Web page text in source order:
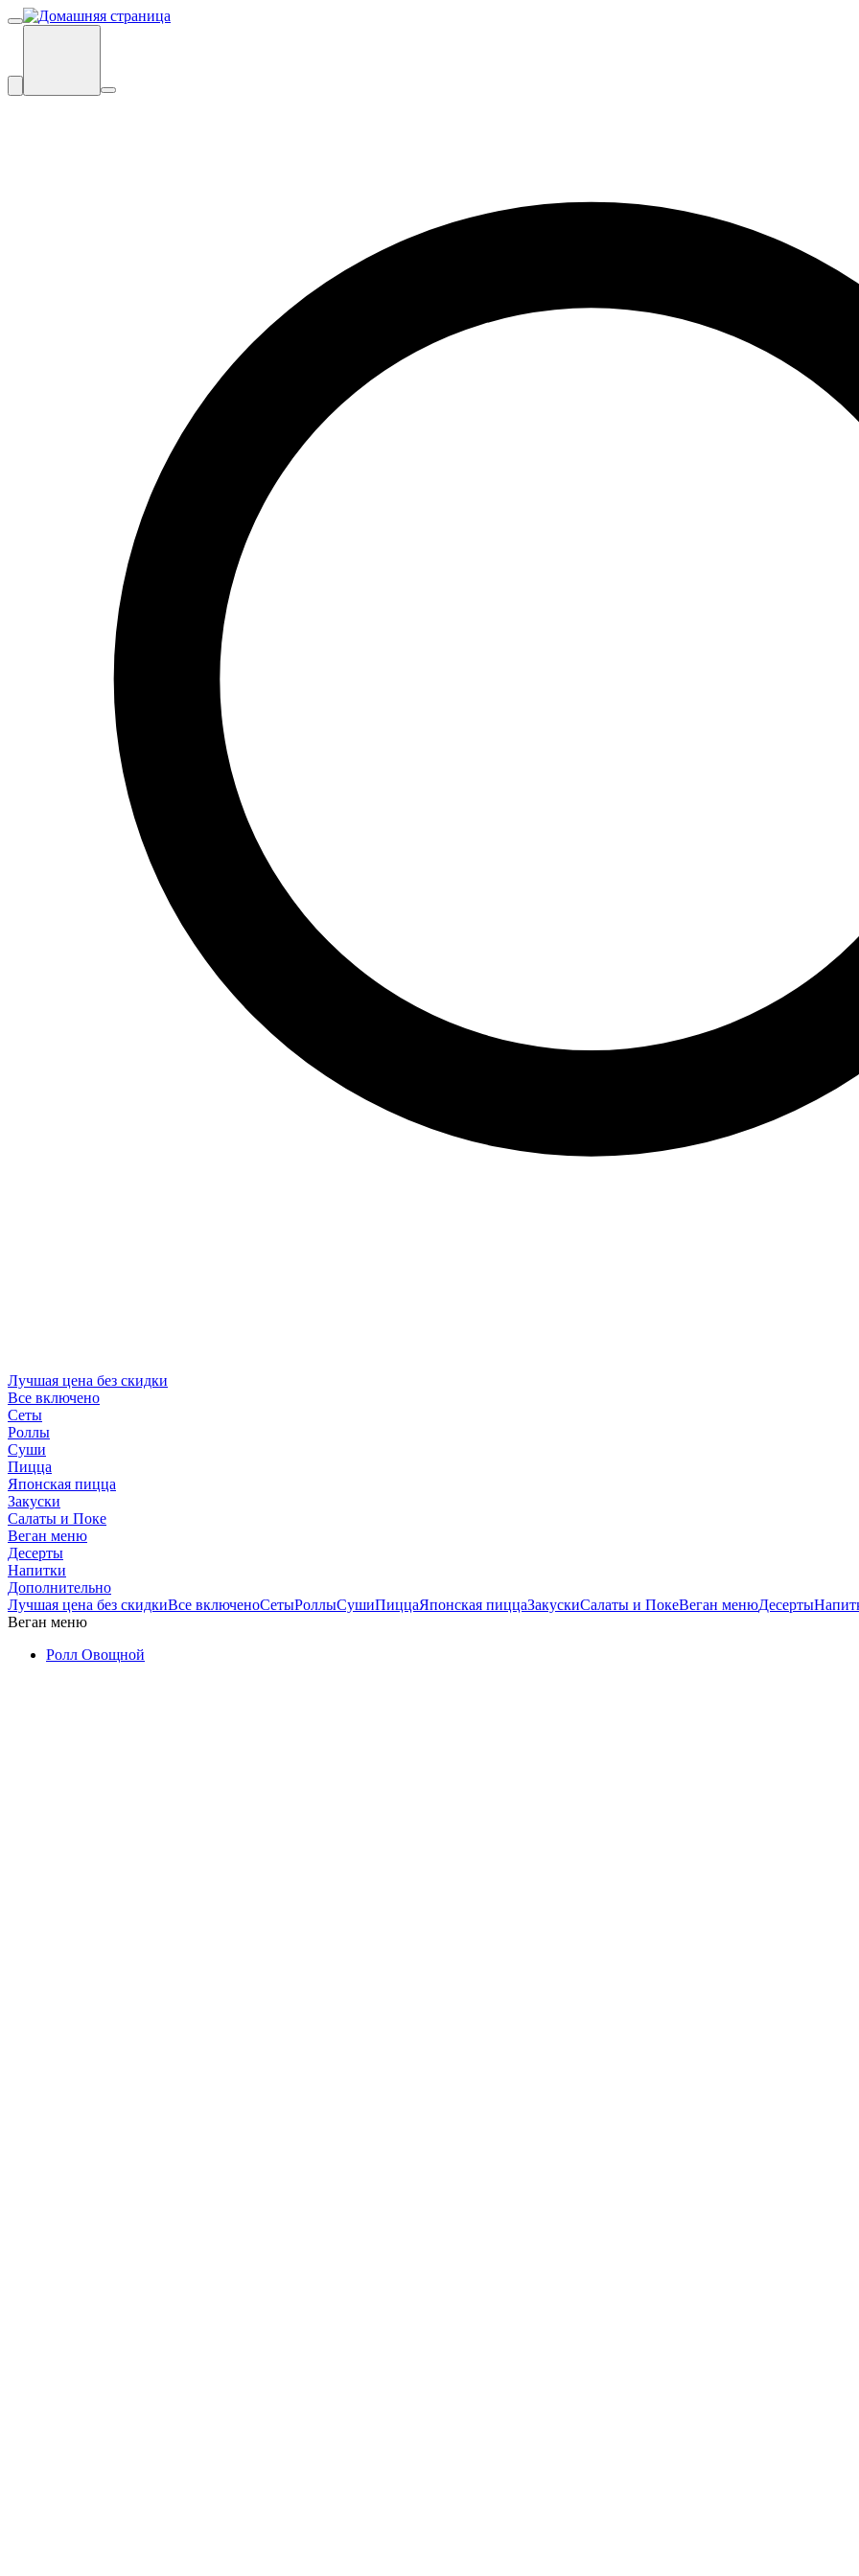
Лучшая цена без скидки
Все включено
Сеты
Роллы
Суши
Пицца
Японская пицца
Закуски
Салаты и Поке
Веган меню
Десерты
Напитки
Дополнительно
Лучшая цена без скидкиВсе включеноСетыРоллыСушиПиццаЯпонская пиццаЗакускиСалаты и ПокеВеган менюДесерты
Веган меню
Ролл Овощной